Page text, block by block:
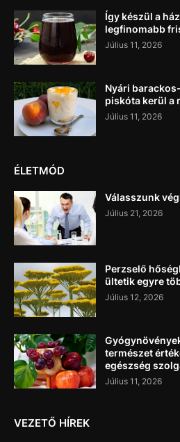
Így készül a
legfinomabb
Július 11, 2026
Nyári
piskóta kerül a
Július 11, 2026
ÉLETMÓD
Válasszunk
Július 21, 2026
Perzselő
ültetik egyre
Július 12, 2026
természet
egészség
Július 11, 2026
VEZETŐ HÍREK